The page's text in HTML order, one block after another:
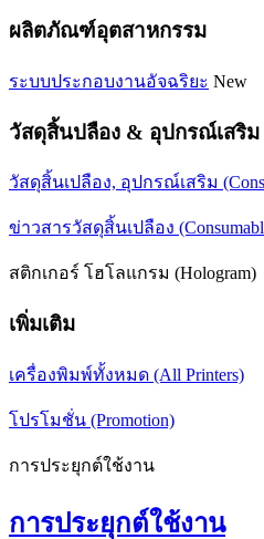
ผลิตภัณฑ์อุตสาหกรรม
ระบบประกอบงานอัจฉริยะ New
วัสดุสิ้นปลือง & อุปกรณ์เสริม
วัสดุสิ้นเปลือง, อุปกรณ์เสริม
ข่าวสารวัสดุสิ้นเปลือง
สติกเกอร์ โฮโลแกรม (Hologram)
เพิ่มเติม
เครื่องพิมพ์ทั้งหมด (All Printers)
โปรโมชั่น (Promotion)
การประยุกต์ใช้งาน
การประยุกต์ใช้งาน